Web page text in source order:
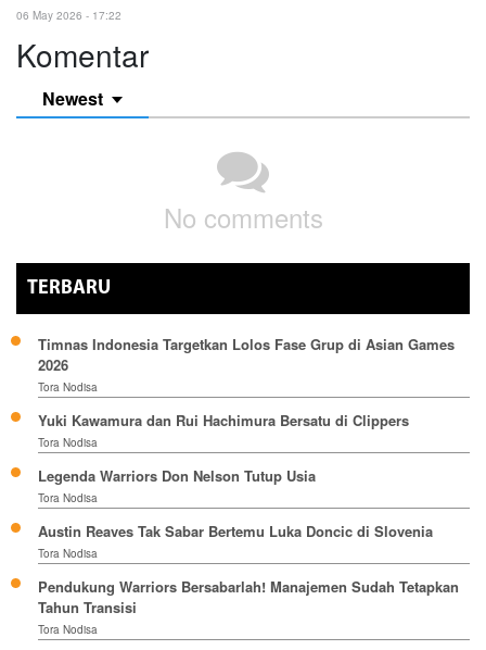
06 May 2026 - 17:22
Komentar
Newest
No comments
TERBARU
Timnas Indonesia Targetkan Lolos Fase Grup di Asian Games
2026
Tora Nodisa
Yuki Kawamura dan Rui Hachimura Bersatu di Clippers
Tora Nodisa
Legenda Warriors Don Nelson Tutup Usia
Tora Nodisa
Austin Reaves Tak Sabar Bertemu Luka Doncic di Slovenia
Tora Nodisa
Pendukung Warriors Bersabarlah! Manajemen Sudah Tetapkan
Tahun Transisi
Tora Nodisa